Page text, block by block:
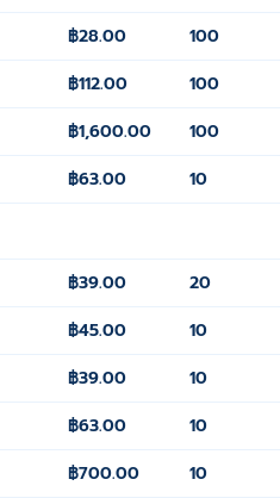
฿28.00 100
฿112.00 100
฿1,600.00 100
฿63.00 10
฿39.00 20
฿45.00 10
฿39.00 10
฿63.00 10
฿700.00 10